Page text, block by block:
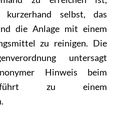
selbst, das
die Anlage mit einem
zu reinigen. Die
untersagt
Hinweis beim
führt zu einem